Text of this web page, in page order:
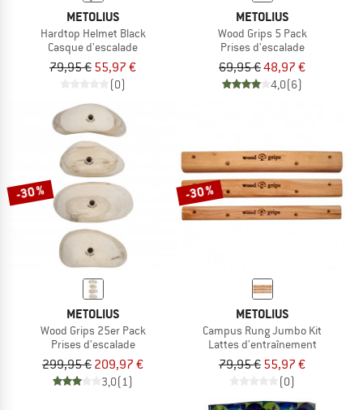
METOLIUS
Hardtop Helmet Black
Casque d'escalade
79,95 € 55,97 €
(0)
METOLIUS
Wood Grips 5 Pack
Prises d'escalade
69,95 €48,97 €
4,0(6)
-30 %
METOLIUS
Wood Grips 25er Pack
Prises d'escalade
299,95 € 209,97 €
3,0(1)
-30 %
METOLIUS
Campus Rung Jumbo Kit
Lattes d'entraînement
79,95 € 55,97 €
(0)